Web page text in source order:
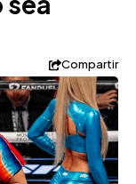
Compartir